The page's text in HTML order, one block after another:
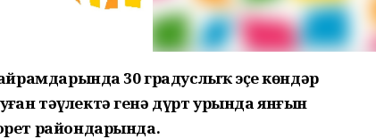
30 градуслыҡ эҫе көндәр
тәүлектә генә дүрт урында янғын
райондарында.